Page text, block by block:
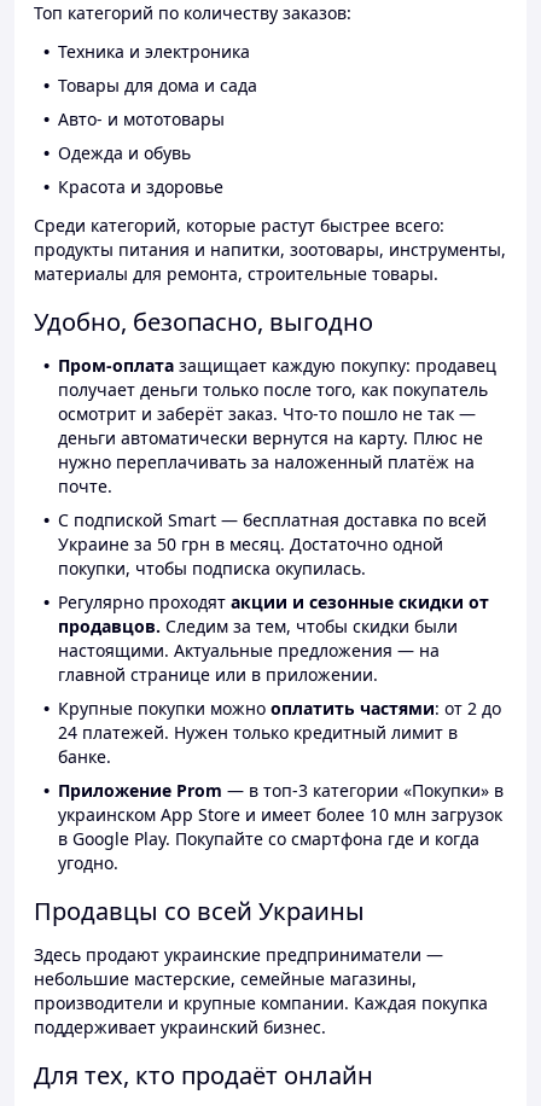
Топ категорий по количеству заказов:
Техника и электроника
Товары для дома и сада
Авто- и мототовары
Одежда и обувь
Красота и здоровье
Среди категорий, которые растут быстрее всего:
продукты питания и напитки, зоотовары, инструменты,
материалы для ремонта, строительные товары.
Удобно, безопасно, выгодно
Пром-оплата защищает каждую покупку: продавец
получает деньги только после того, как покупатель
осмотрит и заберёт заказ. Что-то пошло не так —
деньги автоматически вернутся на карту. Плюс не
нужно переплачивать за наложенный платёж на
почте.
С подпиской Smart — бесплатная доставка по всей
Украине за 50 грн в месяц. Достаточно одной
покупки, чтобы подписка окупилась.
Регулярно проходят акции и сезонные скидки от
продавцов. Следим за тем, чтобы скидки были
настоящими. Актуальные предложения — на
главной странице или в приложении.
Крупные покупки можно оплатить частями: от 2 до
24 платежей. Нужен только кредитный лимит в
банке.
Приложение Prom — в топ-3 категории «Покупки» в
украинском App Store и имеет более 10 млн загрузок
в Google Play. Покупайте со смартфона где и когда
угодно.
Продавцы со всей Украины
Здесь продают украинские предприниматели —
небольшие мастерские, семейные магазины,
производители и крупные компании. Каждая покупка
поддерживает украинский бизнес.
Для тех, кто продаёт онлайн